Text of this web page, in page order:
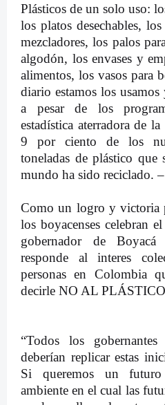
Plásticos de un solo uso:
los platos desechables,
mezcladores, los palos
algodón, los envases y
alimentos, los vasos para
diario estamos los
a pesar de los
estadística aterradora de
9 por ciento de los
toneladas de plástico
mundo ha sido reciclado.
Como un logro y victoria
los boyacenses celebran
gobernador de
responde al interes
personas en Colombia
decirle NO AL
“Todos los
deberían replicar estas
Si queremos un
ambiente en el cual las